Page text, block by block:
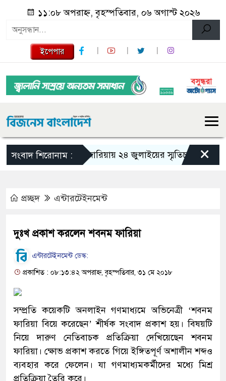
১১:০৮ অপরাহ্ন, বৃহস্পতিবার, ০৬ অগাস্ট ২০২৬
ইপেপার
সংবাদ শিরোনাম :গজারিয়ায় ২৪ জুলাইয়ের স্মৃতিচারণ: গুমের
×
প্রচ্ছদ এন্টারটেইনমেন্ট
দুঃখ প্রকাশ করলেন শবনম ফারিয়া
এন্টারটেইনমেন্ট ডেস্ক:
প্রকাশিত : ০৮:১৩:৪২ অপরাহ্ন, বৃহস্পতিবার, ৩১ মে ২০১৮
সম্প্রতি কয়েকটি অনলাইন গণমাধ্যমে অভিনেত্রী ‘শবনম
ফারিয়া বিয়ে করেছেন’ শীর্ষক সংবাদ প্রকাশ হয়। বিষয়টি
নিয়ে দারুণ নেতিবাচক প্রতিক্রিয়া দেখিয়েছেন শবনম
ফারিয়া। ক্ষোভ প্রকাশ করতে গিয়ে ইঙ্গিতপূর্ণ অশালীন শব্দও
ব্যবহার করে ফেলেন। যা গণমাধ্যমকর্মীদের মধ্যে মিশ্র
প্রতিক্রিয়া তৈরি করে।